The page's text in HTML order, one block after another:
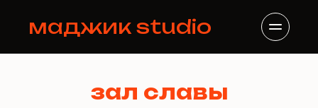
маджик studio
зал славы